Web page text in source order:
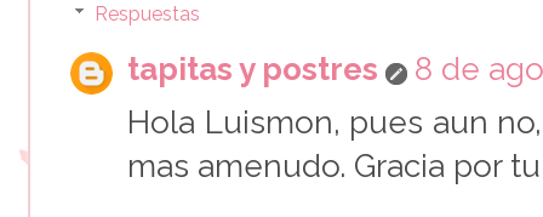
Respuestas
tapitas y postres
8 de
Hola Luismon, pues aun
mas amenudo. Gracia por